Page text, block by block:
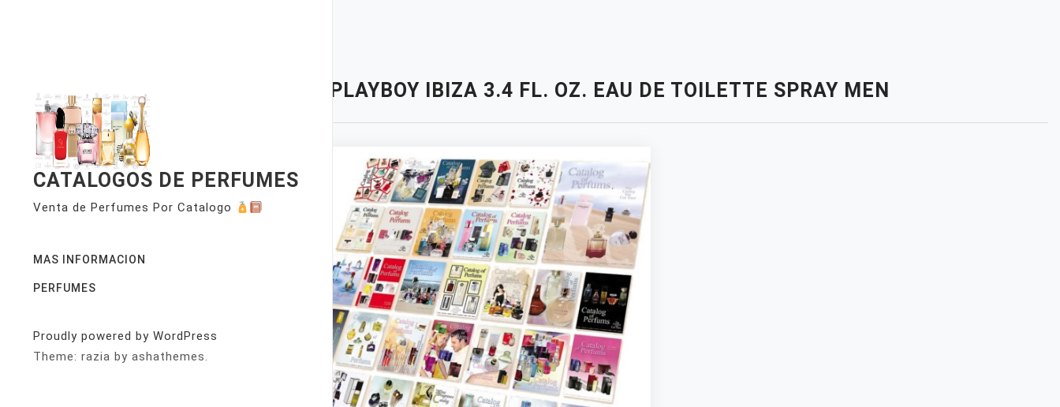
CATALOGOS DE PERFUMES
Venta de Perfumes Por Catalogo
MAS INFORMACION
PERFUMES
Proudly powered by WordPress
Theme: razia by ashathemes.
PLAYBOY IBIZA 3.4 FL. OZ. EAU DE TOILETTE SPRAY MEN